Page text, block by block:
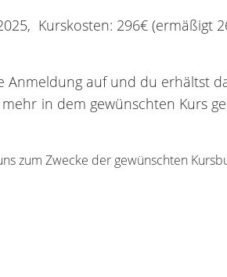
Kurskosten: 296€ (ermäßigt
Anmeldung auf und du erhältst
mehr in dem gewünschten Kurs
zum Zwecke der gewünschten